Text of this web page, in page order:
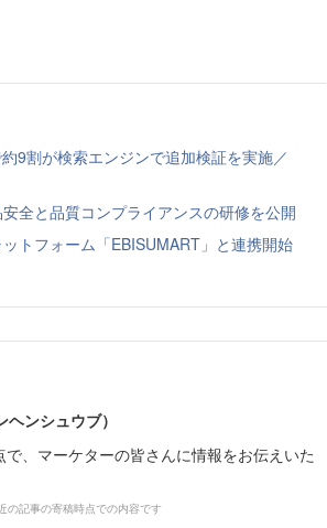
9割が検索エンジンで追加検証を実施／
全と品質コンプライアンスの研修を公開
トフォーム「EBISUMART」と連携開始
ンシュウブ）
、マーケターの皆さんに情報をお伝えいた
の記事の寄稿時点での内容です